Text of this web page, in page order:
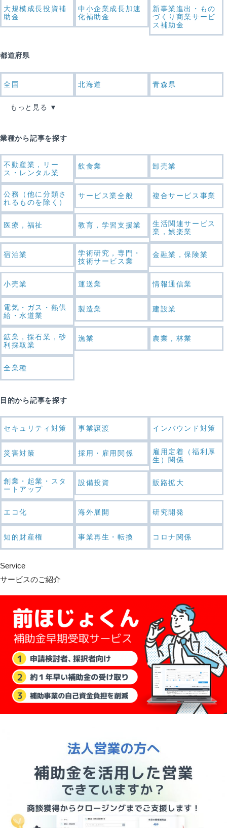
大規模成長投資補
助金
中小企業成長加速
化補助金
新事業進出・もの
づくり商業サービ
ス補助金
都道府県
全国 北海道 青森県
もっと見る
業種から記事を探す
不動産業，リー
ス・レンタル業
飲食業 卸売業
公務（他に分類さ
れるものを除く）
サービス業全般 複合サービス事業
医療，福祉 教育，学習支援業
生活関連サービス
業，娯楽業
宿泊業
学術研究，専門・
技術サービス業
金融業，保険業
小売業 運送業 情報通信業
電気・ガス・熱供
給・水道業
製造業 建設業
鉱業，採石業，砂
利採取業
漁業 農業，林業
全業種
目的から記事を探す
セキュリティ対策 事業譲渡 インバウンド対策
災害対策 採用・雇用関係
雇用定着（福利厚
生）関係
創業・起業・スタ
ートアップ
設備投資 販路拡大
エコ化 海外展開 研究開発
知的財産権 事業再生・転換 コロナ関係
Service
サービスのご紹介